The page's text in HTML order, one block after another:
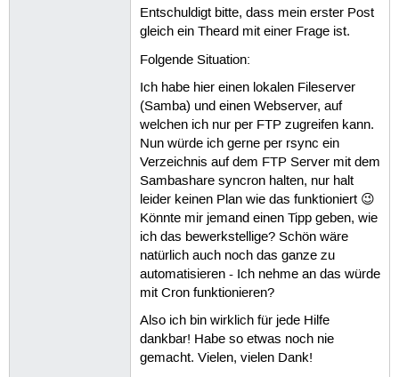
Entschuldigt bitte, dass mein erster Post
gleich ein Theard mit einer Frage ist.
Folgende Situation:
Ich habe hier einen lokalen Fileserver
(Samba) und einen Webserver, auf
welchen ich nur per FTP zugreifen kann.
Nun würde ich gerne per rsync ein
Verzeichnis auf dem FTP Server mit dem
Sambashare syncron halten, nur halt
leider keinen Plan wie das funktioniert 😉
Könnte mir jemand einen Tipp geben, wie
ich das bewerkstellige? Schön wäre
natürlich auch noch das ganze zu
automatisieren - Ich nehme an das würde
mit Cron funktionieren?
Also ich bin wirklich für jede Hilfe
dankbar! Habe so etwas noch nie
gemacht. Vielen, vielen Dank!